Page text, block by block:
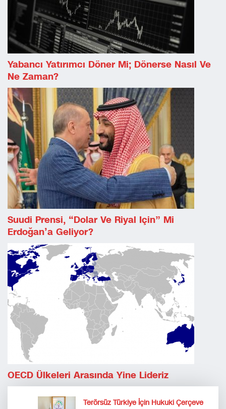
Yabancı Yatırımcı Döner Mi; Dönerse Nasıl Ve
Ne Zaman?
Suudi Prensi, “dolar Ve Riyal Için” Mi
Erdoğan’a Geliyor?
OECD Ülkeleri Arasında Yine Lideriz
Terörsüz Türkiye İçin Hukuki Çerçeve